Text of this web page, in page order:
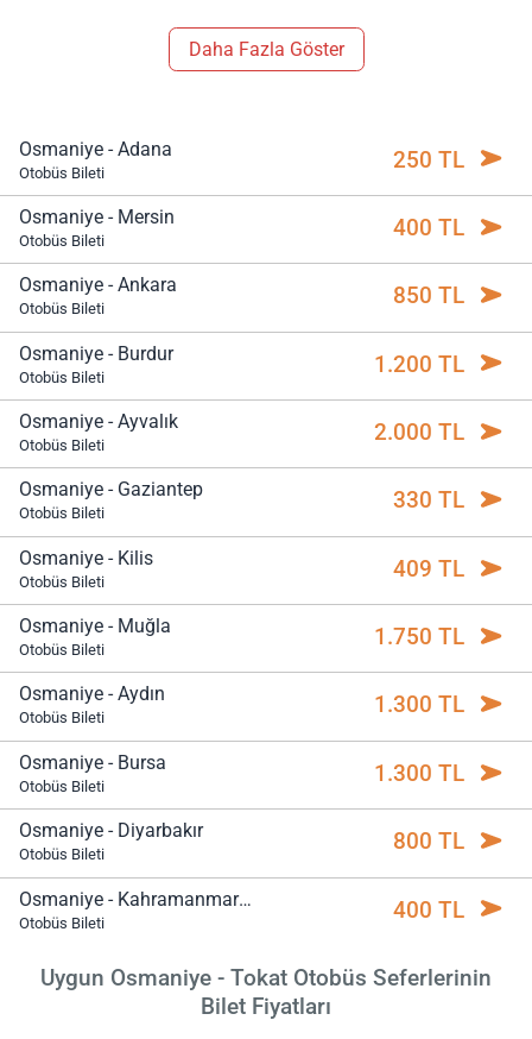
Daha Fazla Göster
Osmaniye - Adana
Otobüs Bileti 250 TL
Osmaniye - Mersin
Otobüs Bileti 400 TL
Osmaniye - Ankara
Otobüs Bileti 850 TL
Osmaniye - Burdur
Otobüs Bileti 1.200 TL
Osmaniye - Ayvalık
Otobüs Bileti 2.000 TL
Osmaniye - Gaziantep
Otobüs Bileti 330 TL
Osmaniye - Kilis
Otobüs Bileti 409 TL
Osmaniye - Muğla
Otobüs Bileti 1.750 TL
Osmaniye - Aydın
Otobüs Bileti 1.300 TL
Osmaniye - Bursa
Otobüs Bileti 1.300 TL
Osmaniye - Diyarbakır
Otobüs Bileti 800 TL
Osmaniye - Kahramanmaraş
Otobüs Bileti 400 TL
Uygun Osmaniye - Tokat Otobüs Seferlerinin
Bilet Fiyatları